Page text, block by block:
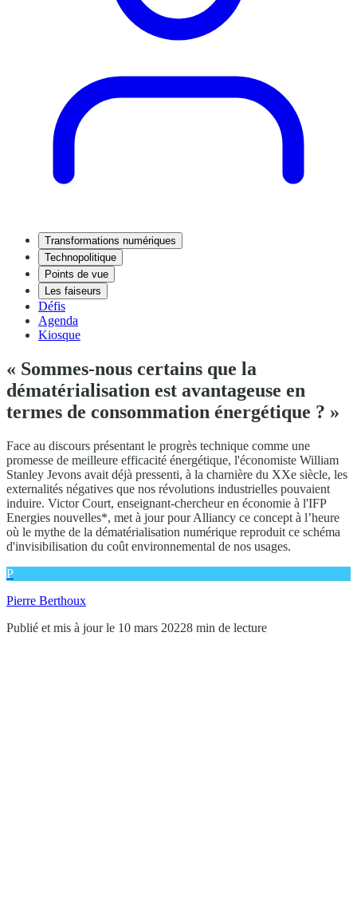
Transformations numériques
Technopolitique
Points de vue
Les faiseurs
Défis
Agenda
Kiosque
« Sommes-nous certains que la
dématérialisation est avantageuse en
termes de consommation énergétique ? »
Face au discours présentant le progrès technique comme une
promesse de meilleure efficacité énergétique, l'économiste William
Stanley Jevons avait déjà pressenti, à la charnière du XXe siècle, les
externalités négatives que nos révolutions industrielles pouvaient
induire. Victor Court, enseignant-chercheur en économie à l'IFP
Energies nouvelles*, met à jour pour Alliancy ce concept à l’heure
où le mythe de la dématérialisation numérique reproduit ce schéma
d'invisibilisation du coût environnemental de nos usages.
P
Pierre Berthoux
Publié et mis à jour le 10 mars 20228 min de lecture